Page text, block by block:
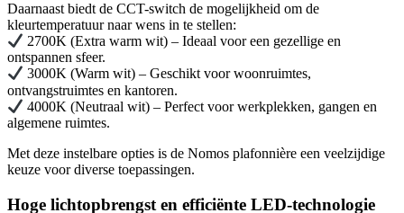
Daarnaast biedt de CCT-switch de mogelijkheid om de
kleurtemperatuur naar wens in te stellen:
2700K (Extra warm wit) – Ideaal voor een gezellige en
ontspannen sfeer.
3000K (Warm wit) – Geschikt voor woonruimtes,
ontvangstruimtes en kantoren.
4000K (Neutraal wit) – Perfect voor werkplekken, gangen en
algemene ruimtes.
Met deze instelbare opties is de Nomos plafonnière een veelzijdige
keuze voor diverse toepassingen.
Hoge lichtopbrengst en efficiënte LED-technologie